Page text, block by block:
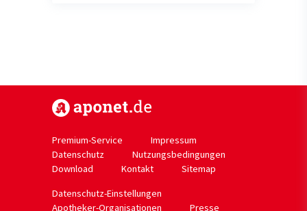
Premium-Service
Impressum
Datenschutz
Nutzungsbedingungen
Download
Kontakt
Sitemap
Datenschutz-Einstellungen
Apotheker-Organisationen
Presse